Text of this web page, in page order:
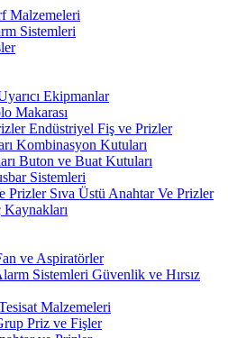
Malzemeleri
Sistemleri
Ekipmanlar
Makarası
Endüstriyel Fiş ve Prizler
Kombinasyon Kutuları
Buton ve Buat Kutuları
Sistemleri
Sıva Üstü Anahtar Ve Prizler
Kaynakları
ve Aspiratörler
Güvenlik ve Hırsız
Malzemeleri
Priz ve Fişler